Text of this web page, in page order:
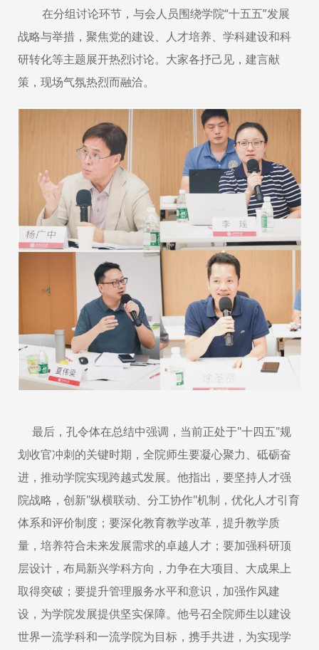
在分组讨论环节，与会人员围绕学院“十五五”发展
战略与举措，聚焦党的建设、人才培养、学科建设和科
研转化等主题展开热烈讨论。大家各抒己见，建言献
策，现场气氛热烈而融洽。
最后，孔令体在总结中强调，当前正处于"十四五"规
划收官冲刺的关键时期，全院师生要凝心聚力、砥砺奋
进，推动学院实现跨越式发展。他指出，要坚持人才强
院战略，创新"纵横联动、分工协作"机制，优化人才引育
体系和评价制度；要深化教育教学改革，提升教学质
量，培养符合未来发展需求的卓越人才；要加强科研顶
层设计，布局新兴学科方向，力争在大项目、大成果上
取得突破；要提升管理服务水平和意识，加强作风建
设，为学院发展提供坚实保障。他号召全院师生以建设
世界一流学科和一流学院为目标，携手共进，为实现学